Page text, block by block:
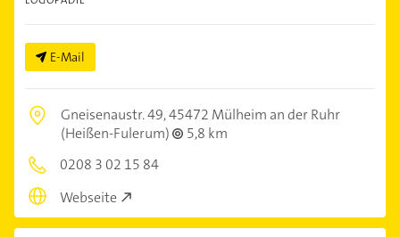
E-Mail
Gneisenaustr. 49,45472 Mülheim an der Ruhr
(Heißen-Fulerum)
5,8 km
0208 3 02 15 84
Webseite